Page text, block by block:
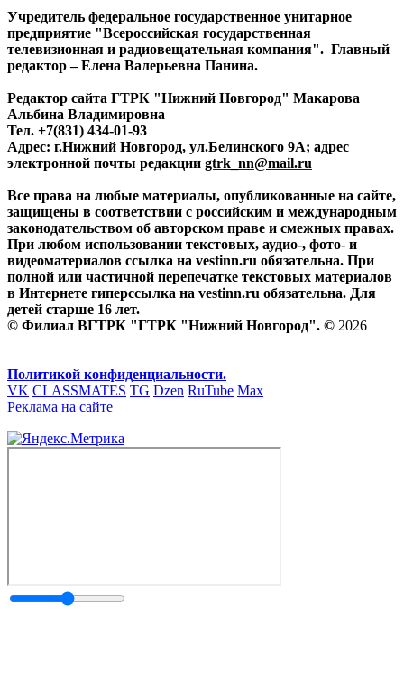
Учредитель федеральное государственное унитарное
предприятие "Всероссийская государственная
телевизионная и радиовещательная компания". Главный
редактор – Елена Валерьевна Панина.
Редактор сайта ГТРК "Нижний Новгород" Макарова
Альбина Владимировна
Тел. +7(831) 434-01-93
Адрес: г.Нижний Новгород, ул.Белинского 9А; адрес
электронной почты редакции gtrk_nn@mail.ru
Все права на любые материалы, опубликованные на сайте,
защищены в соответствии с российским и международным
законодательством об авторском праве и смежных правах.
При любом использовании текстовых, аудио-, фото- и
видеоматериалов ссылка на vestinn.ru обязательна. При
полной или частичной перепечатке текстовых материалов
в Интернете гиперссылка на vestinn.ru обязательна. Для
детей старше 16 лет.
© Филиал ВГТРК "ГТРК "Нижний Новгород". © 2026
Политикой конфиденциальности.
VK CLASSMATES TG Dzen RuTube Max
Реклама на сайте